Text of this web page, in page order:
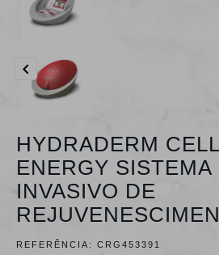

HYDRADERM
ENERGY SISTEMA
INVASIVO DE
REFERÊNCIA: CRG453391